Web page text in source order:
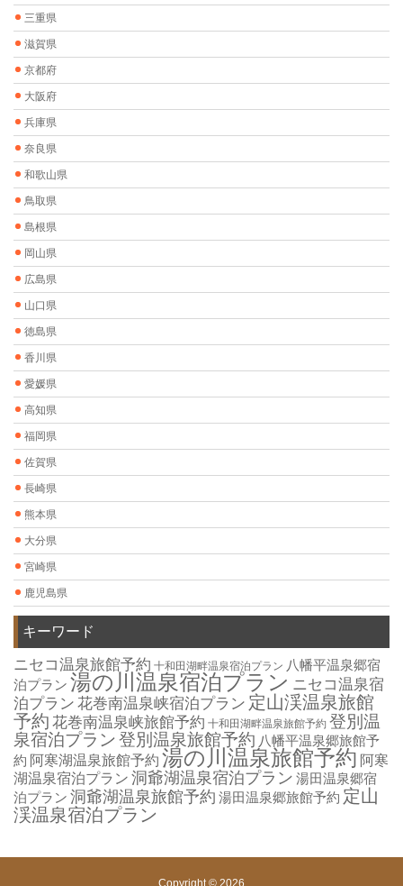
三重県
滋賀県
京都府
大阪府
兵庫県
奈良県
和歌山県
鳥取県
島根県
岡山県
広島県
山口県
徳島県
香川県
愛媛県
高知県
福岡県
佐賀県
長崎県
熊本県
大分県
宮崎県
鹿児島県
キーワード
ニセコ温泉旅館予約 十和田湖畔温泉宿泊プラン 八幡平温泉郷宿
泊プラン 湯の川温泉宿泊プラン ニセコ温泉宿
泊プラン 花巻南温泉峡宿泊プラン 定山渓温泉旅館
予約 花巻南温泉峡旅館予約 十和田湖畔温泉旅館予約 登別温
泉宿泊プラン登別温泉旅館予約 八幡平温泉郷旅館予
約 阿寒湖温泉旅館予約 湯の川温泉旅館予約 阿寒
湖温泉宿泊プラン 洞爺湖温泉宿泊プラン 湯田温泉郷宿
泊プラン 洞爺湖温泉旅館予約 湯田温泉郷旅館予約 定山
渓温泉宿泊プラン